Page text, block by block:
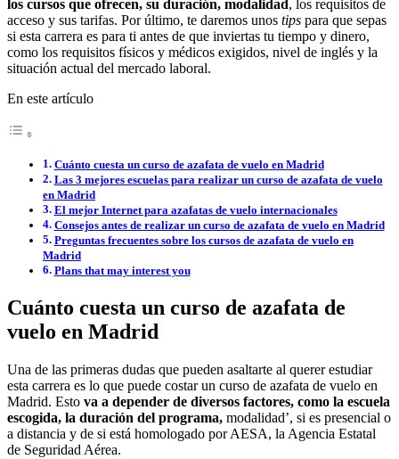
los cursos que ofrecen, su duración, modalidad, los requisitos de
acceso y sus tarifas. Por último, te daremos unos tips para que sepas
si esta carrera es para ti antes de que inviertas tu tiempo y dinero,
como los requisitos físicos y médicos exigidos, nivel de inglés y la
situación actual del mercado laboral.
En este artículo
Cuánto cuesta un curso de azafata de vuelo en Madrid
Las 3 mejores escuelas para realizar un curso de azafata de vuelo
en Madrid
El mejor Internet para azafatas de vuelo internacionales
Consejos antes de realizar un curso de azafata de vuelo en Madrid
Preguntas frecuentes sobre los cursos de azafata de vuelo en
Madrid
Plans that may interest you
Cuánto cuesta un curso de azafata de
vuelo en Madrid
Una de las primeras dudas que pueden asaltarte al querer estudiar
esta carrera es lo que puede costar un curso de azafata de vuelo en
Madrid. Esto va a depender de diversos factores, como la escuela
escogida, la duración del programa, modalidad’, si es presencial o
a distancia y de si está homologado por AESA, la Agencia Estatal
de Seguridad Aérea.